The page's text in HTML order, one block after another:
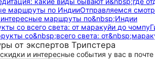
маршруты по ИндииОтправляемся
со всего света: от маракуйи до чомпу
от экспертов Трипстера
и интересные события у вас в почте